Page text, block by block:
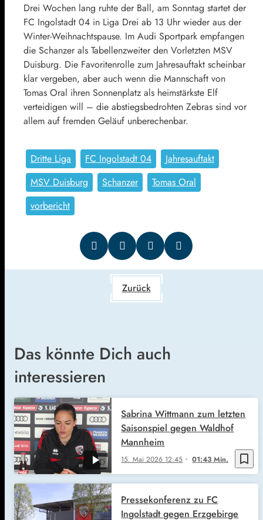
Drei Wochen lang ruhte der Ball, am Sonntag startet der
FC Ingolstadt 04 in Liga Drei ab 13 Uhr wieder aus der
Winter-Weihnachtspause. Im Audi Sportpark empfangen
die Schanzer als Tabellenzweiter den Vorletzten MSV
Duisburg. Die Favoritenrolle zum Jahresauftakt scheinbar
klar vergeben, aber auch wenn die Mannschaft von
Tomas Oral ihren Sonnenplatz als heimstärkste Elf
verteidigen will – die abstiegsbedrohten Zebras sind vor
allem auf fremden Geläuf unberechenbar.
Dritte Liga FC Ingolstadt 04
Jahresauftakt
MSV Duisburg
Schanzer
Tomas Oral
vorbericht
Zurück
Das könnte Dich auch
interessieren
bookmark_border
15. Mai 2026 12:45 01:43 Min.
Sabrina Wittmann zum letzten
Saisonspiel gegen Waldhof
Mannheim
Pressekonferenz zu FC
Ingolstadt gegen Erzgebirge